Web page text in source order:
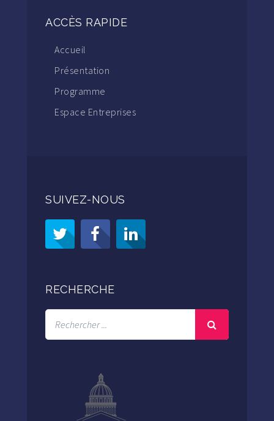
ACCÈS RAPIDE
Accueil
Présentation
Programme
Espace Entreprises
SUIVEZ-NOUS
RECHERCHE